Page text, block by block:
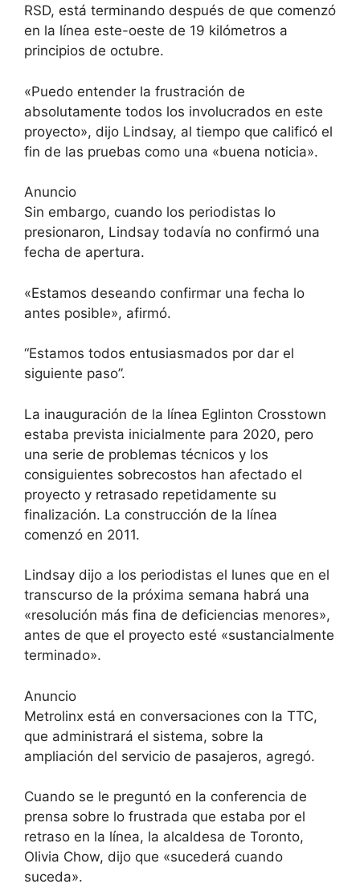
RSD, está terminando después de que comenzó
en la línea este-oeste de 19 kilómetros a
principios de octubre.
«Puedo entender la frustración de
absolutamente todos los involucrados en este
proyecto», dijo Lindsay, al tiempo que calificó el
fin de las pruebas como una «buena noticia».
Anuncio
Sin embargo, cuando los periodistas lo
presionaron, Lindsay todavía no confirmó una
fecha de apertura.
«Estamos deseando confirmar una fecha lo
antes posible», afirmó.
“Estamos todos entusiasmados por dar el
siguiente paso”.
La inauguración de la línea Eglinton Crosstown
estaba prevista inicialmente para 2020, pero
una serie de problemas técnicos y los
consiguientes sobrecostos han afectado el
proyecto y retrasado repetidamente su
finalización. La construcción de la línea
comenzó en 2011.
Lindsay dijo a los periodistas el lunes que en el
transcurso de la próxima semana habrá una
«resolución más fina de deficiencias menores»,
antes de que el proyecto esté «sustancialmente
terminado».
Anuncio
Metrolinx está en conversaciones con la TTC,
que administrará el sistema, sobre la
ampliación del servicio de pasajeros, agregó.
Cuando se le preguntó en la conferencia de
prensa sobre lo frustrada que estaba por el
retraso en la línea, la alcaldesa de Toronto,
Olivia Chow, dijo que «sucederá cuando
suceda».